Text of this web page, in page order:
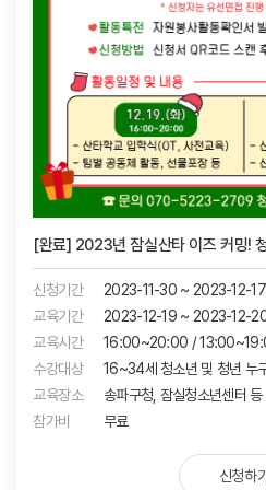
[완료] 2023년 잠실산타 이즈 커밍!
신청기간
2023-11-30 ~ 2023-12-17
교육기간
2023-12-19 ~ 2023-12-
교육시간
16:00~20:00 /
수강대상
16~34세 청소년 및 청년 누
교육장소
송파구청, 잠실청소년센터 등
참가비
무료
신청하기